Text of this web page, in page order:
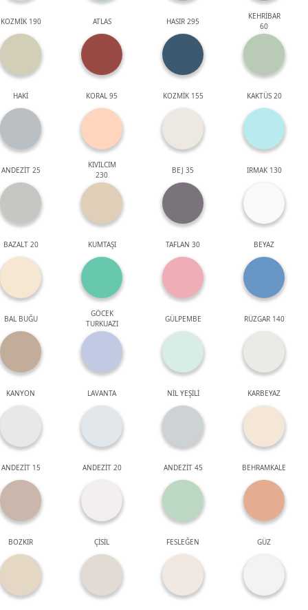
KOZMİK 190 ATLAS HASIR 295
KEHRİBAR
60
HAKİ KORAL 95 KOZMİK 155 KAKTÜS 20
ANDEZİT 25
KIVILCIM
230
BEJ 35 IRMAK 130
BAZALT 20 KUMTAŞI TAFLAN 30 BEYAZ
BAL BUĞU
GÖCEK
TURKUAZI
GÜLPEMBE RÜZGAR 140
KANYON LAVANTA NİL YEŞİLİ KARBEYAZ
ANDEZİT 15 ANDEZİT 20 ANDEZİT 45 BEHRAMKALE
BOZKIR ÇİSİL FESLEĞEN GÜZ